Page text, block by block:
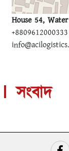
House 54,
+8809612000333
সংবাদ